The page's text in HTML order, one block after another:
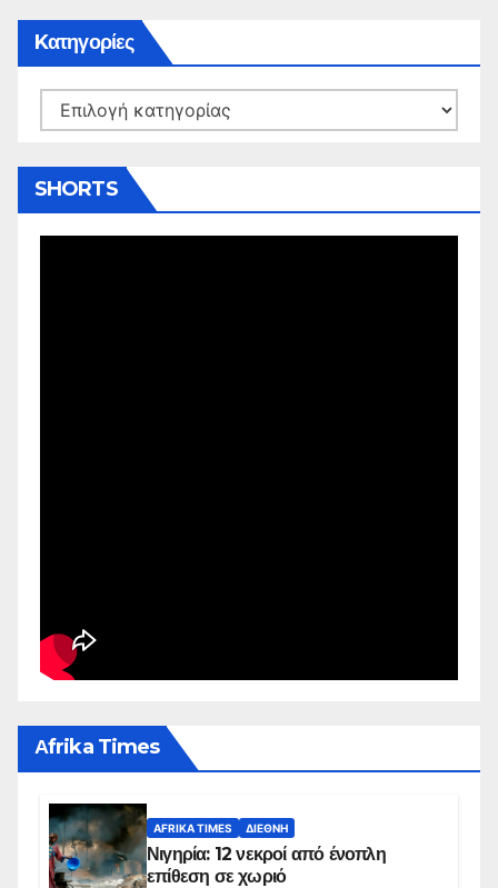
Kατηγορίες
Kατηγορίες
SHORTS
Αfrika Times
AFRIKA TIMES ΔΙΕΘΝΉ
Νιγηρία: 12 νεκροί από ένοπλη
επίθεση σε χωριό